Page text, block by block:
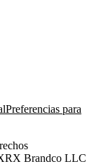
Preferencias para
Brandco LLC